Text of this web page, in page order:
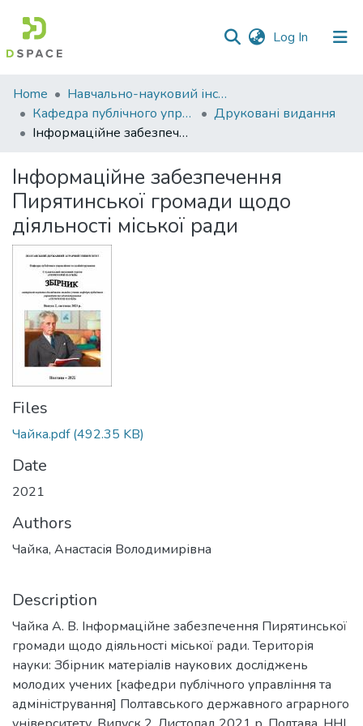
Log In (current)
Communities
&
Collections
Statistics
Home
Навчально-науковий інститут економіки, управління, права та інформаційних технологій
Кафедра публічного управління та адміністрування
Друковані видання
Інформаційне забезпечення Пирятинської громади щодо діяльності міської ради
Інформаційне забезпечення
Пирятинської громади щодо
діяльності міської ради
Files
Чайка.pdf(492.35 KB)
Date
2021
Authors
Чайка, Анастасія Володимирівна
Description
Чайка А. В. Інформаційне забезпечення Пирятинської
громади щодо діяльності міської ради. Територія
науки: Збірник матеріалів наукових досліджень
молодих учених [кафедри публічного управління та
адміністрування] Полтавського державного аграрного